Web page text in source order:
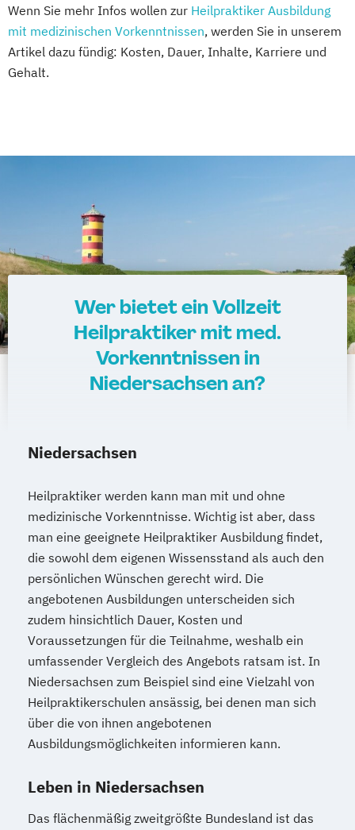
Wenn Sie mehr Infos wollen zur Heilpraktiker Ausbildung
mit medizinischen Vorkenntnissen, werden Sie in unserem
Artikel dazu fündig: Kosten, Dauer, Inhalte, Karriere und
Gehalt.
Wer bietet ein Vollzeit
Heilpraktiker mit med.
Vorkenntnissen in
Niedersachsen an?
Niedersachsen
Heilpraktiker werden kann man mit und ohne
medizinische Vorkenntnisse. Wichtig ist aber, dass
man eine geeignete Heilpraktiker Ausbildung findet,
die sowohl dem eigenen Wissensstand als auch den
persönlichen Wünschen gerecht wird. Die
angebotenen Ausbildungen unterscheiden sich
zudem hinsichtlich Dauer, Kosten und
Voraussetzungen für die Teilnahme, weshalb ein
umfassender Vergleich des Angebots ratsam ist. In
Niedersachsen zum Beispiel sind eine Vielzahl von
Heilpraktikerschulen ansässig, bei denen man sich
über die von ihnen angebotenen
Ausbildungsmöglichkeiten informieren kann.
Leben in Niedersachsen
Das flächenmäßig zweitgrößte Bundesland ist das